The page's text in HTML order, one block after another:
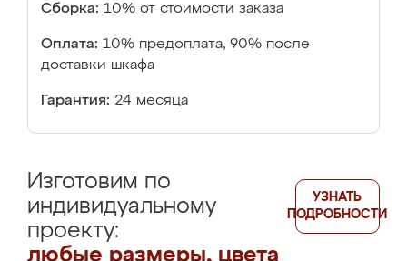
Сборка: 10% от стоимости заказа
Оплата: 10% предоплата, 90% после
доставки шкафа
Гарантия: 24 месяца
Изготовим по
индивидуальному
проекту:
любые размеры, цвета
УЗНАТЬ
ПОДРОБНОСТИ